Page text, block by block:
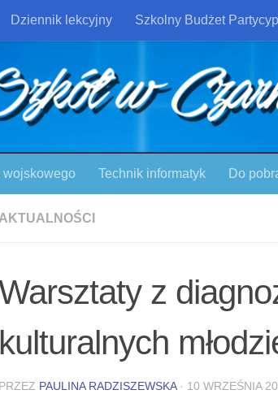
Dziennik lekcyjny Szkolny Budżet
wojskowego Technik informatyk Do
AKTUALNOŚCI
z
kulturalnych
PRZEZ PAULINA RADZISZEWSKA · 10 WRZEŚNIA